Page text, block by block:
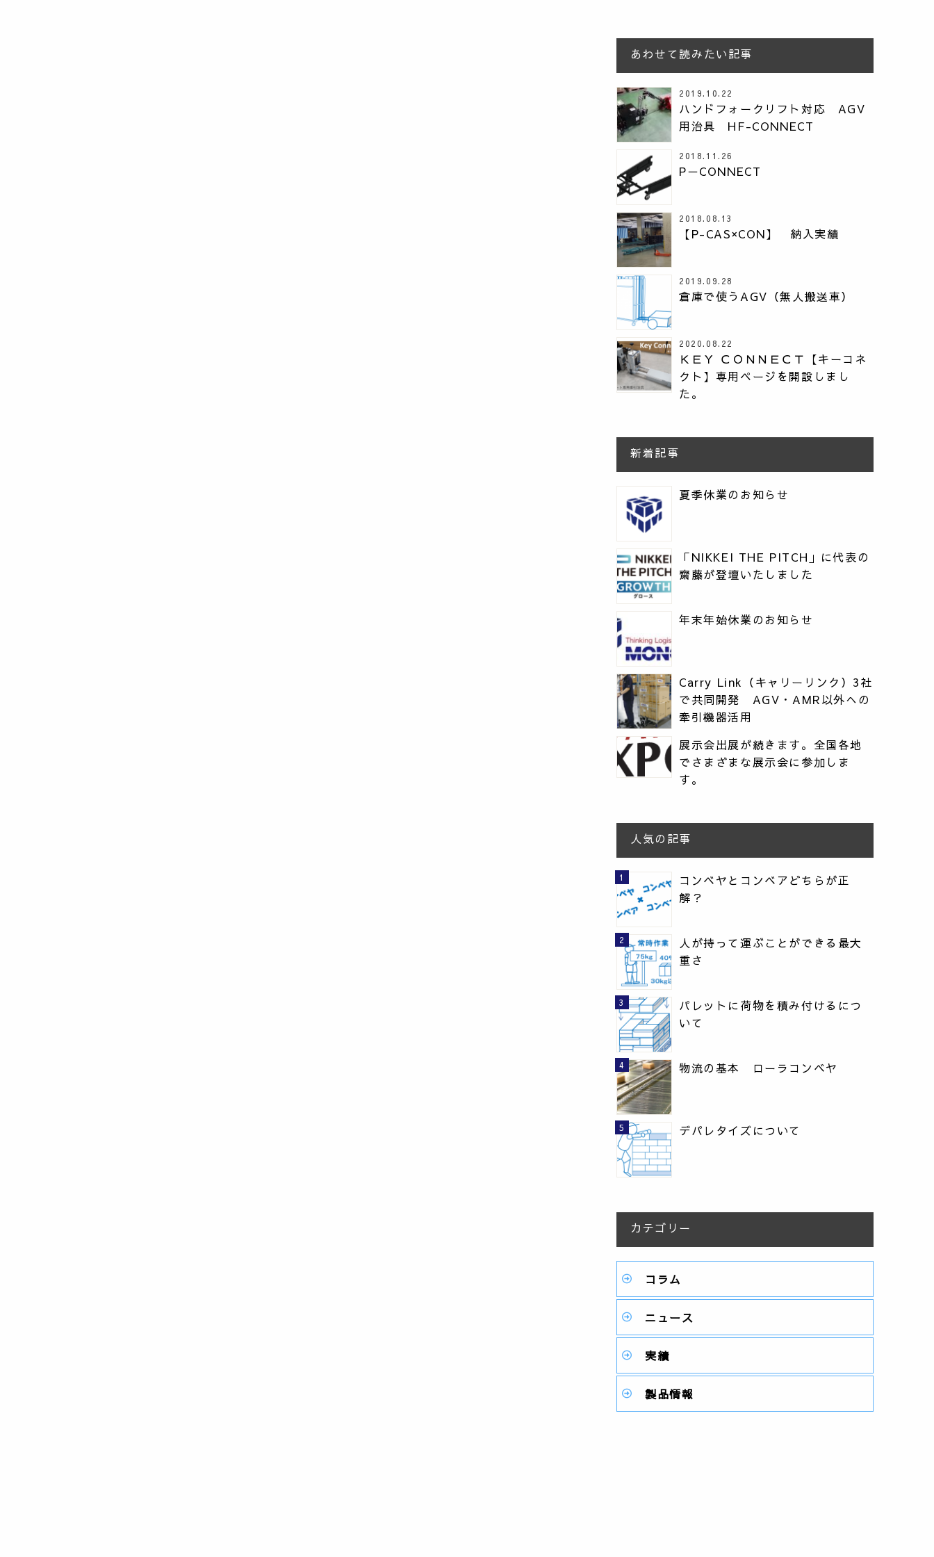
あわせて読みたい記事
2019.10.22
ハンドフォークリフト対応 AGV
用治具 HF-CONNECT
2018.11.26
P－CONNECT
2018.08.13
【P-CAS×CON】 納入実績
2019.09.28
倉庫で使うAGV（無人搬送車）
2020.08.22
ＫＥＹ ＣＯＮＮＥＣＴ【キーコネ
クト】専用ページを開設しまし
た。
新着記事
夏季休業のお知らせ
「NIKKEI THE PITCH」に代表の
齋藤が登壇いたしました
年末年始休業のお知らせ
Carry Link（キャリーリンク）3社
で共同開発 AGV・AMR以外への
牽引機器活用
展示会出展が続きます。全国各地
でさまざまな展示会に参加しま
す。
人気の記事
コンベヤとコンベアどちらが正
解？
人が持って運ぶことができる最大
重さ
パレットに荷物を積み付けるにつ
いて
物流の基本 ローラコンベヤ
デパレタイズについて
カテゴリー
コラム
ニュース
実績
製品情報